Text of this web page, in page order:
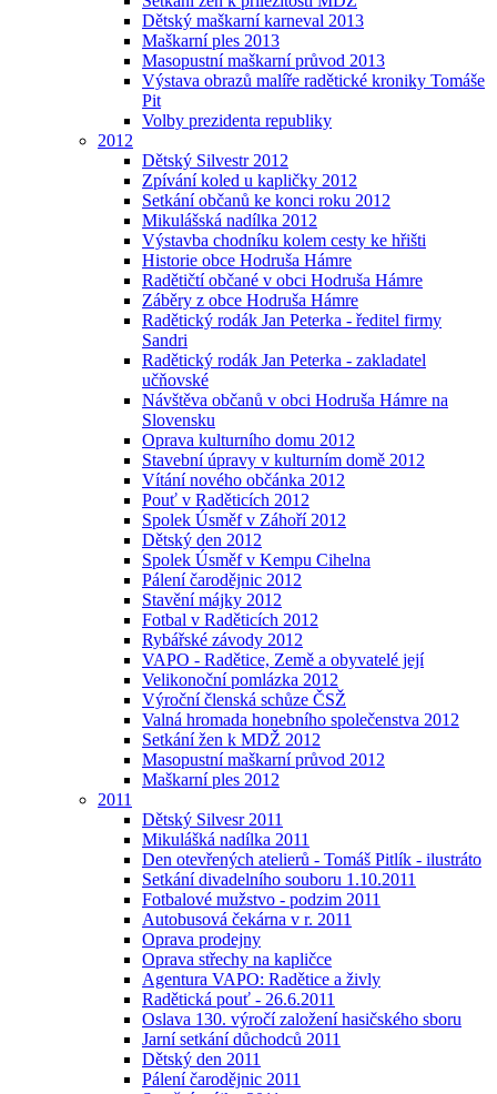
Dětský maškarní karneval 2013
Maškarní ples 2013
Masopustní maškarní průvod 2013
Výstava obrazů malíře radětické kroniky Tomáše
Pit
Volby prezidenta republiky
2012
Dětský Silvestr 2012
Zpívání koled u kapličky 2012
Setkání občanů ke konci roku 2012
Mikulášská nadílka 2012
Výstavba chodníku kolem cesty ke hřišti
Historie obce Hodruša Hámre
Radětičtí občané v obci Hodruša Hámre
Záběry z obce Hodruša Hámre
Radětický rodák Jan Peterka - ředitel firmy
Sandri
Radětický rodák Jan Peterka - zakladatel
učňovské
Návštěva občanů v obci Hodruša Hámre na
Slovensku
Oprava kulturního domu 2012
Stavební úpravy v kulturním domě 2012
Vítání nového občánka 2012
Pouť v Raděticích 2012
Spolek Úsměf v Záhoří 2012
Dětský den 2012
Spolek Úsměf v Kempu Cihelna
Pálení čarodějnic 2012
Stavění májky 2012
Fotbal v Raděticích 2012
Rybářské závody 2012
VAPO - Radětice, Země a obyvatelé její
Velikonoční pomlázka 2012
Výroční členská schůze ČSŽ
Valná hromada honebního společenstva 2012
Setkání žen k MDŽ 2012
Masopustní maškarní průvod 2012
Maškarní ples 2012
2011
Dětský Silvesr 2011
Mikulášká nadílka 2011
Den otevřených atelierů - Tomáš Pitlík - ilustráto
Setkání divadelního souboru 1.10.2011
Fotbalové mužstvo - podzim 2011
Autobusová čekárna v r. 2011
Oprava prodejny
Oprava střechy na kapličce
Agentura VAPO: Radětice a živly
Radětická pouť - 26.6.2011
Oslava 130. výročí založení hasičského sboru
Jarní setkání důchodců 2011
Dětský den 2011
Pálení čarodějnic 2011